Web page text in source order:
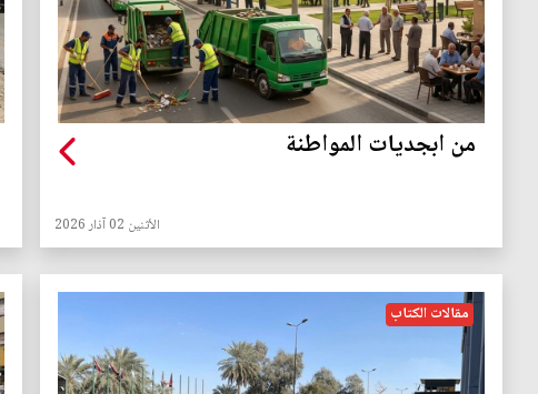
من ابجديات المواطنة
الأثنين 02 آذار 2026
مقالات الكتاب